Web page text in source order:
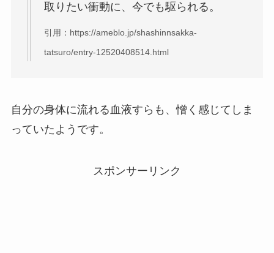
取りたい衝動に、今でも駆られる。
引用：https://ameblo.jp/shashinnsakka-
tatsuro/entry-12520408514.html
自分の身体に流れる血液すらも、憎く感じてしま
っていたようです。
スポンサーリンク